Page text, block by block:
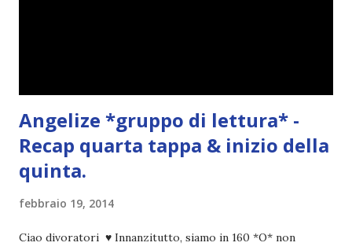
Angelize *gruppo di lettura* -
Recap quarta tappa & inizio della
quinta.
febbraio 19, 2014
Ciao divoratori ♥ Innanzitutto, siamo in 160 *O* non